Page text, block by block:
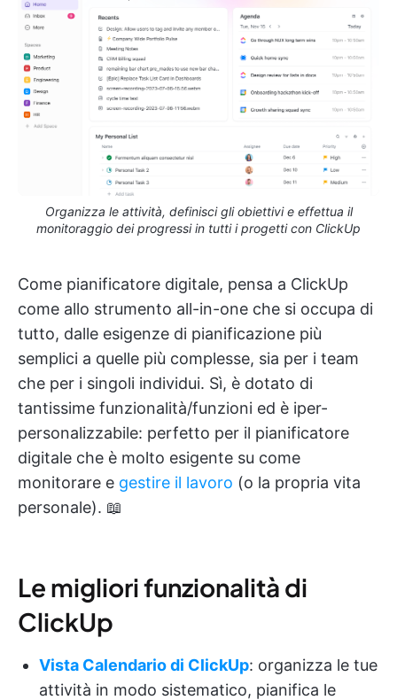
Organizza le attività, definisci gli obiettivi e effettua il
monitoraggio dei progressi in tutti i progetti con ClickUp
Come pianificatore digitale, pensa a ClickUp
come allo strumento all-in-one che si occupa di
tutto, dalle esigenze di pianificazione più
semplici a quelle più complesse, sia per i team
che per i singoli individui. Sì, è dotato di
tantissime funzionalità/funzioni ed è iper-
personalizzabile: perfetto per il pianificatore
digitale che è molto esigente su come
monitorare e gestire il lavoro (o la propria vita
personale). 📖
Le migliori funzionalità di
ClickUp
Vista Calendario di ClickUp: organizza le tue
attività in modo sistematico, pianifica le